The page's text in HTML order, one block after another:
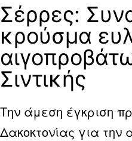
Σέρρες:
κρούσμα
Σιντικής
Την άμεση έγκριση
Δακοκτονίας για την